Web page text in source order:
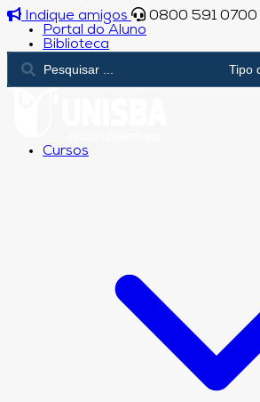
Indique amigos
0800 591 0700
Portal do Aluno
Biblioteca
Cursos